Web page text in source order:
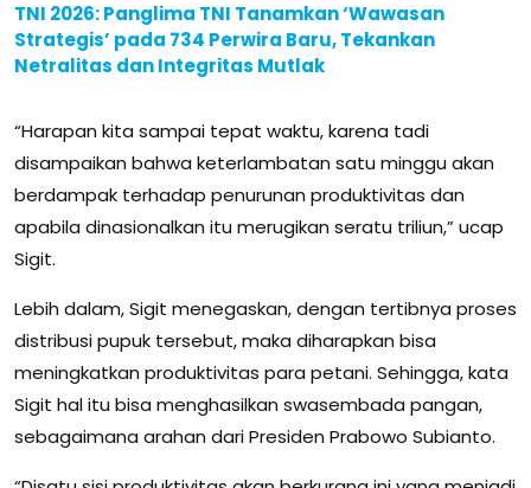
TNI 2026: Panglima TNI Tanamkan ‘Wawasan
Strategis’ pada 734 Perwira Baru, Tekankan
Netralitas dan Integritas Mutlak
“Harapan kita sampai tepat waktu, karena tadi
disampaikan bahwa keterlambatan satu minggu akan
berdampak terhadap penurunan produktivitas dan
apabila dinasionalkan itu merugikan seratu triliun,” ucap
Sigit.
Lebih dalam, Sigit menegaskan, dengan tertibnya proses
distribusi pupuk tersebut, maka diharapkan bisa
meningkatkan produktivitas para petani. Sehingga, kata
Sigit hal itu bisa menghasilkan swasembada pangan,
sebagaimana arahan dari Presiden Prabowo Subianto.